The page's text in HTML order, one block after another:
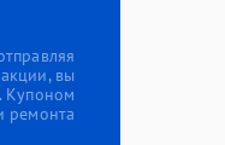
вы
Купоном
ремонта